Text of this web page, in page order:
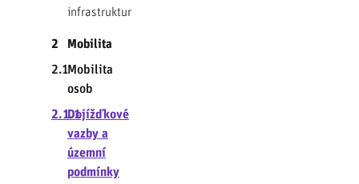
infrastrukturou
2
Mobilita
2.1Mobilita
osob
2.1.1Dojížďkové
vazby a
územní
podmínky